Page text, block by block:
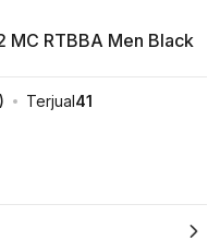
MC RTBBA Men Black
) Terjual41